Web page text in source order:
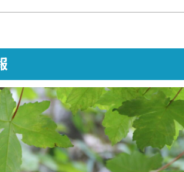
たちとたくさん出会える
のアクティビティ・キャンプを満喫で
な英語環境を得られる
ズナブル
評価されている